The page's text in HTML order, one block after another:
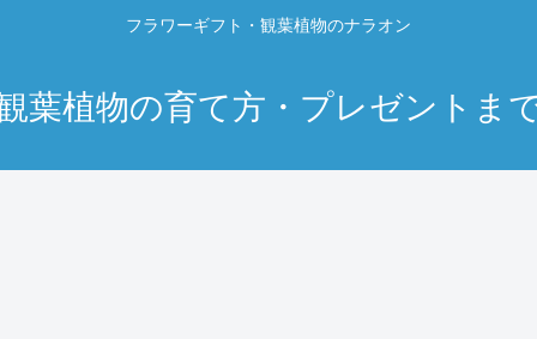
フラワーギフト・観葉植物のナラオン
葉植物の育て方・プレゼントま